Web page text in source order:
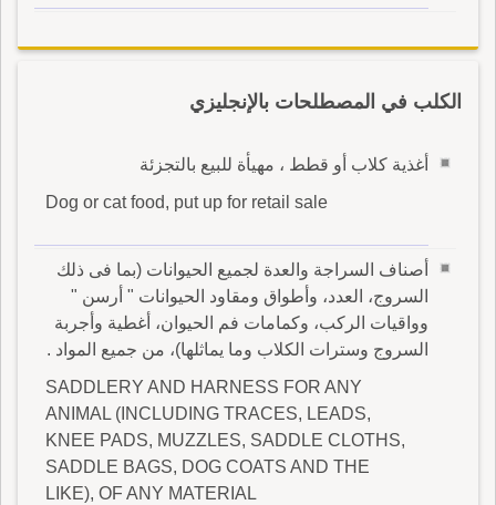
الكلب في المصطلحات بالإنجليزي
أغذية كلاب أو قطط ، مهيأة للبيع بالتجزئة
Dog or cat food, put up for retail sale
أصناف السراجة والعدة لجميع الحيوانات (بما فى ذلك
السروج، العدد، وأطواق ومقاود الحيوانات " أرسن "
وواقيات الركب، وكمامات فم الحيوان، أغطية وأجربة
السروج وسترات الكلاب وما يماثلها)، من جميع المواد .
SADDLERY AND HARNESS FOR ANY
ANIMAL (INCLUDING TRACES, LEADS,
KNEE PADS, MUZZLES, SADDLE CLOTHS,
SADDLE BAGS, DOG COATS AND THE
LIKE), OF ANY MATERIAL